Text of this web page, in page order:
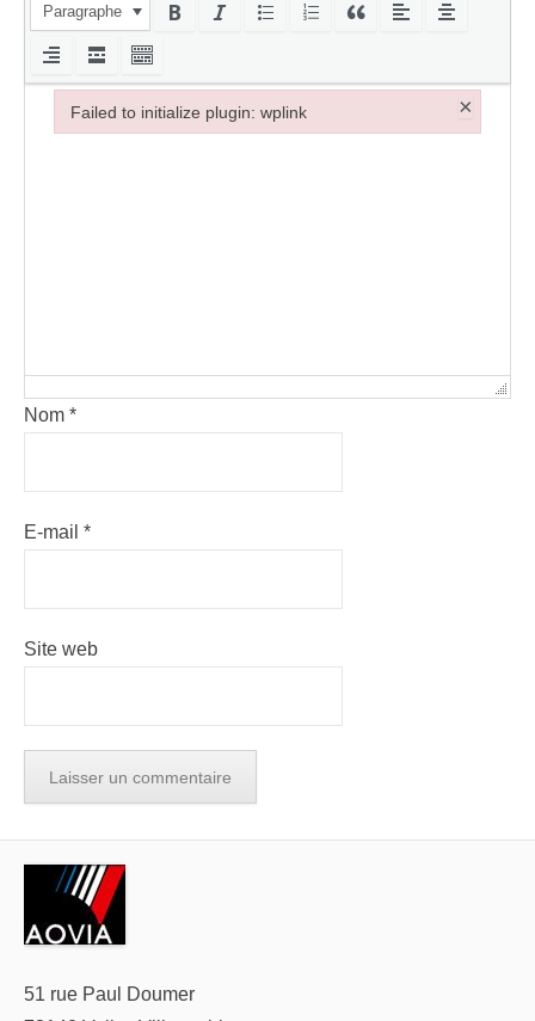
Paragraphe
Nom *
E-mail *
Site web
51 rue Paul Doumer
Failed to initialize plugin: wplink ×
Failed to initialize plugin: wplink